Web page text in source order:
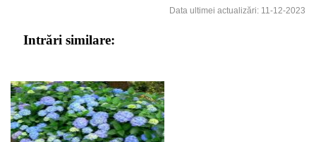
Data ultimei actualizări: 11-12-2023
Intrări similare: